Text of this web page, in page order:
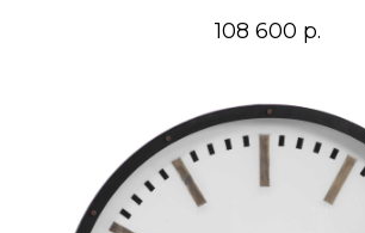
108 600 р.